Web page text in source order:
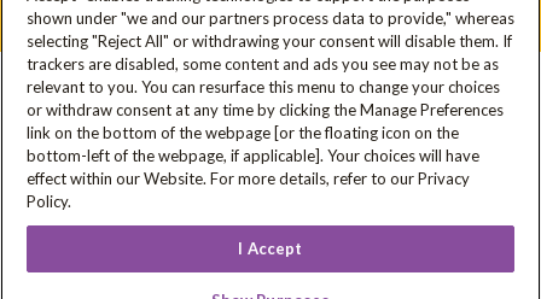
Sitemap
In samenwerking met
Met steun van
shown under "we and our partners process data to provide," whereas
selecting "Reject All" or withdrawing your consent will disable them. If
trackers are disabled, some content and ads you see may not be as
relevant to you. You can resurface this menu to change your choices
or withdraw consent at any time by clicking the Manage Preferences
link on the bottom of the webpage [or the floating icon on the
bottom-left of the webpage, if applicable]. Your choices will have
effect within our Website. For more details, refer to our Privacy
Policy.
I Accept